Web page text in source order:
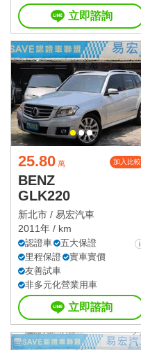
立即諮詢
25.80 萬 加入比較
BENZ
GLK220
新北市 / 易宏汽車
2011年 / km
認證車
五大保證
里程保證
實車實價
友善試車
非多元化營業用車
立即諮詢